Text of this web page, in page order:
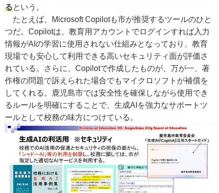
るという。
たとえば、Microsoft Copilotも市が推奨するツールのひと
つだ。Copilotは、教育用アカウントでログインすれば入力
情報がAIの学習に使用されない仕組みとなっており、教育
現場でも安心して利用できる高いセキュリティ面が評価さ
れている。さらに、Copilotで作成したものが、万が一、著
作権の問題で訴えられた場合でもマイクロソフトが補償を
してくれる。鹿児島市では安全性を確保しながら使用でき
るルールを明確にすることで、生成AIを強力なサポートツ
ールとして校務の味方につけている。